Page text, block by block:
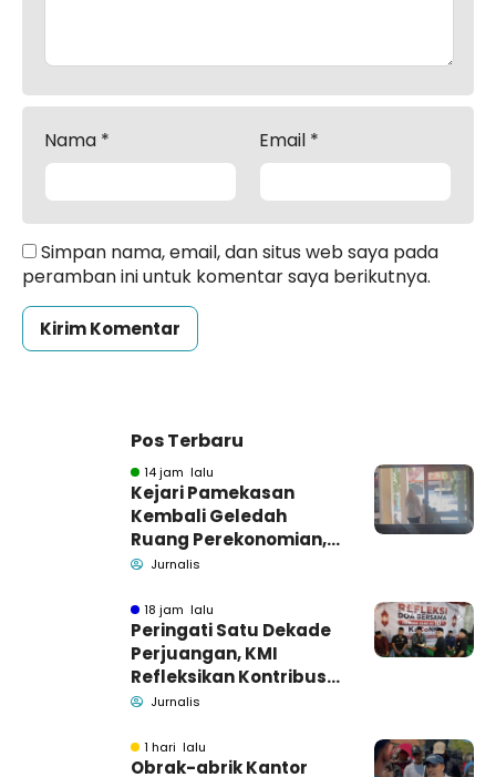
Nama * Email *
Simpan nama, email, dan situs web saya pada
peramban ini untuk komentar saya berikutnya.
Pos Terbaru
14 jam lalu
Kejari Pamekasan
Kembali Geledah
Ruang Perekonomian,
Pidsus: Tunggu Saja!
Jurnalis
18 jam lalu
Peringati Satu Dekade
Perjuangan, KMI
Refleksikan Kontribusi
untuk Masyarakat
Jurnalis
1 hari lalu
Obrak-abrik Kantor